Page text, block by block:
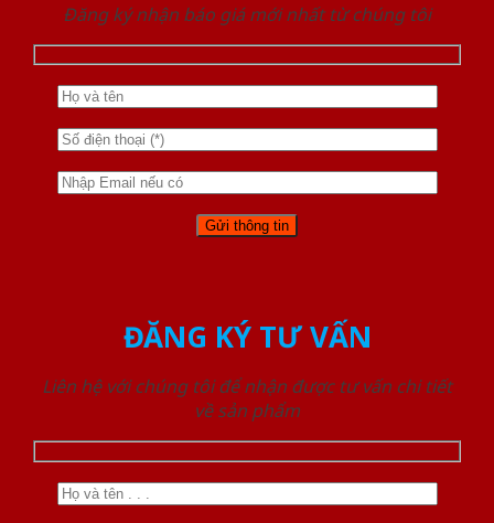
Đăng ký nhận báo giá mới nhất từ chúng tôi
ĐĂNG KÝ TƯ VẤN
Liên hệ với chúng tôi để nhận được tư vấn chi tiết
về sản phẩm